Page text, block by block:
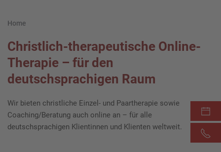
Home
Christlich-therapeutische Online-
Therapie – für den
deutschsprachigen Raum
Wir bieten christliche Einzel- und Paartherapie sowie
Coaching/Beratung auch online an – für alle
deutschsprachigen Klientinnen und Klienten weltweit.